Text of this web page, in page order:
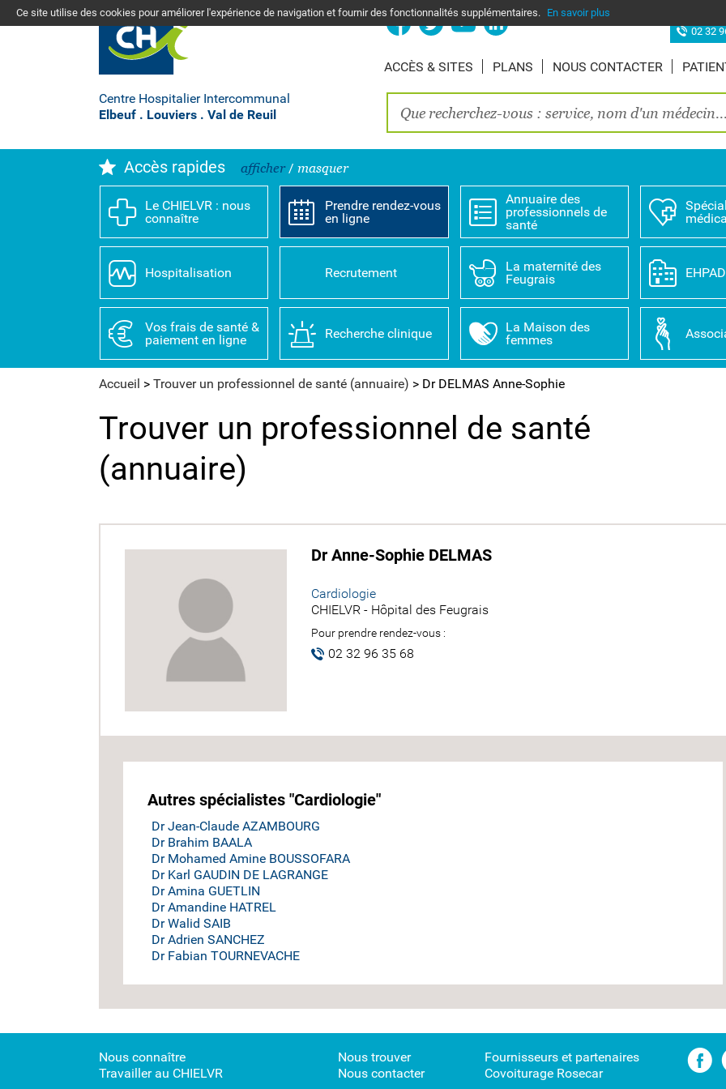
Ce site utilise des cookies pour améliorer l'expérience de navigation et fournir des fonctionnalités supplémentaires. En savoir plus
Centre Hospitalier Intercommunal
Elbeuf . Louviers . Val de Reuil
02 32
ACCÈS & SITES PLANS NOUS CONTACTER
Accès rapides afficher/ masquer
Le CHIELVR : nous
connaître
Prendre rendez-vous
en ligne
Annuaire des
professionnels de
santé
Hospitalisation Recrutement
La maternité des
Feugrais
EHPAD
Vos frais de santé &
paiement en ligne
Recherche clinique
La Maison des
femmes
Accueil > Trouver un professionnel de santé (annuaire) > Dr DELMAS Anne-Sophie
Trouver un professionnel de santé
(annuaire)
Dr Anne-Sophie DELMAS
Cardiologie
CHIELVR - Hôpital des Feugrais
Pour prendre rendez-vous :
02 32 96 35 68
Autres spécialistes "Cardiologie"
Dr Jean-Claude AZAMBOURG
Dr Brahim BAALA
Dr Mohamed Amine BOUSSOFARA
Dr Karl GAUDIN DE LAGRANGE
Dr Amina GUETLIN
Dr Amandine HATREL
Dr Walid SAIB
Dr Adrien SANCHEZ
Dr Fabian TOURNEVACHE
Nous connaître Nous trouver
Fournisseurs et partenaires
Travailler au CHIELVR
Nous contacter Covoiturage Rosecar